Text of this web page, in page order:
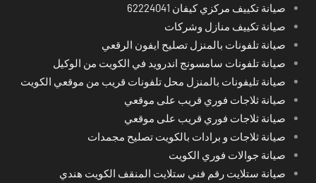
صيانة تكييف مركزي كيفان 62224041
صيانة تكييف منازل وشركات
صيانة تلفونات بالمنزل تصليح ايفون الرقعي
صيانة تلفونات سامسونج اندرويد في الكويت من الوكيل
صيانة تليفونات بالمنزل محل تلفونات قريب من موقعي الكويت
صيانة ثلاجات فوري قريب على موقعي
صيانة ثلاجات فوري قريب على موقعي
صيانة ثلاجات و برادات بالكويت تصليح مجمدات
صيانة جوالات فوري الكويت
صيانة ستلايت رقم فني ستلايت المنقف الكويت هندي